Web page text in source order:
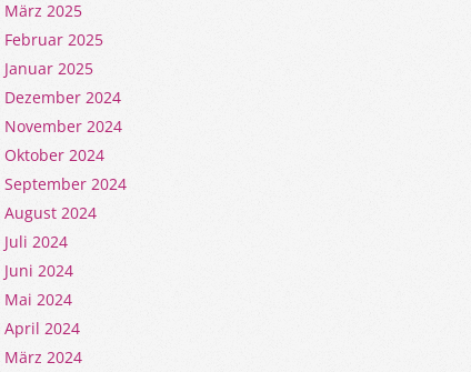
März 2025
Februar 2025
Januar 2025
Dezember 2024
November 2024
Oktober 2024
September 2024
August 2024
Juli 2024
Juni 2024
Mai 2024
April 2024
März 2024